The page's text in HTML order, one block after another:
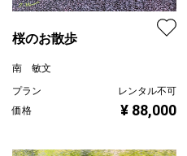
桜のお散歩
南 敏文
プラン
レンタル不可
価格
¥ 88,000